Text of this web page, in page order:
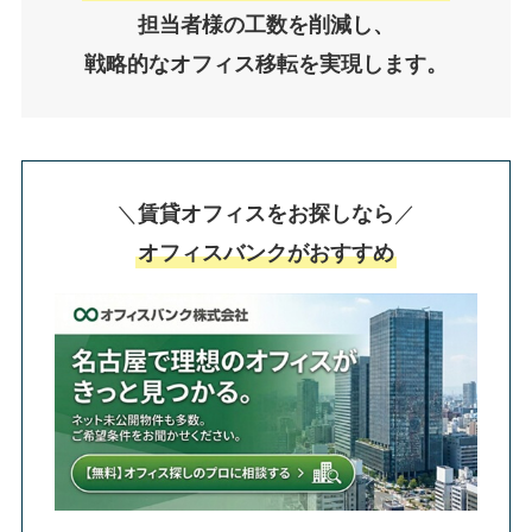
担当者様の工数を削減し、
戦略的なオフィス移転を実現します。
＼ 賃貸オフィスをお探しなら ／
オフィスバンクがおすすめ